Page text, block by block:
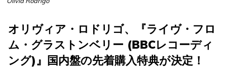
オリヴィア・ロドリゴ、『ライヴ・フロ
ム・グラストンベリー (BBCレコーディ
ング)』国内盤の先着購入特典が決定！